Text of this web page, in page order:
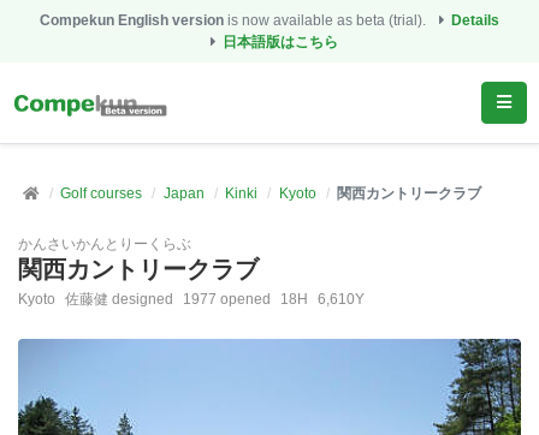
Compekun English version is now available as beta (trial).
Details
日本語版はこちら
Golf courses Japan Kinki Kyoto 関西カントリークラブ
かんさいかんとりーくらぶ
関西カントリークラブ
Kyoto 佐藤健 designed 1977 opened 18H 6,610Y